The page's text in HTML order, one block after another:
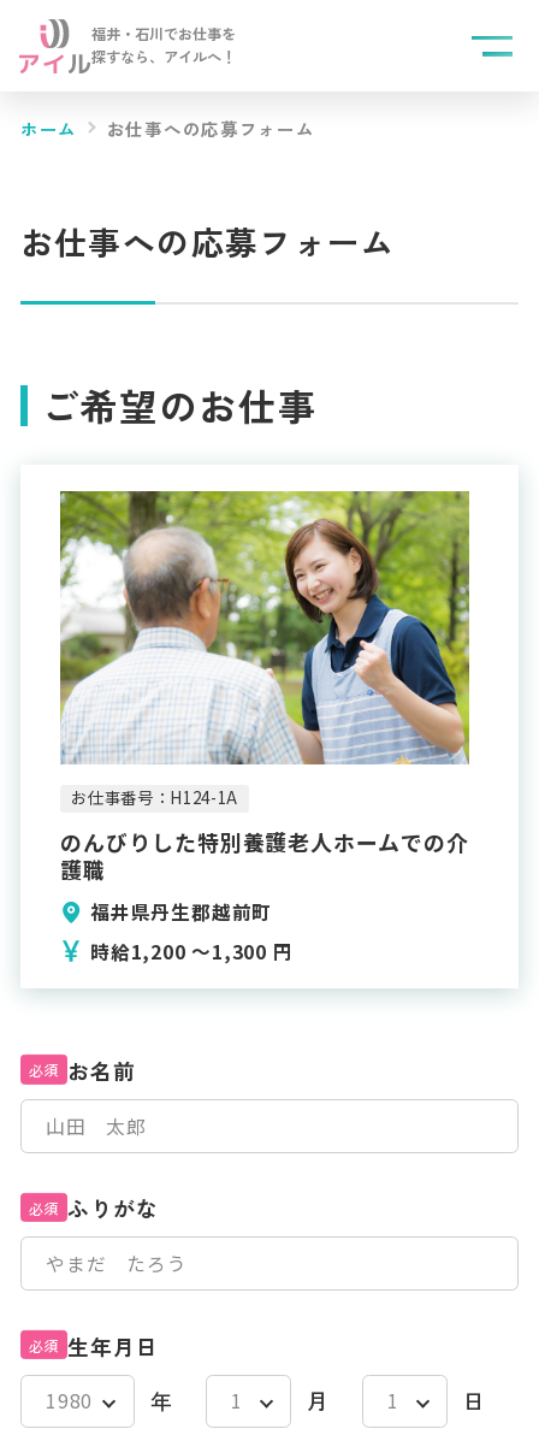
福井・石川でお仕事を
探すなら、 アイルへ！
ホーム お仕事への応募フォーム
お仕事への応募フォーム
ご希望のお仕事
お仕事番号：H124-1A
のんびりした特別養護老人ホームでの介
護職
福井県丹生郡越前町
時給1,200 〜1,300 円
必須 お名前
必須 ふりがな
必須 生年月日
年
月 日